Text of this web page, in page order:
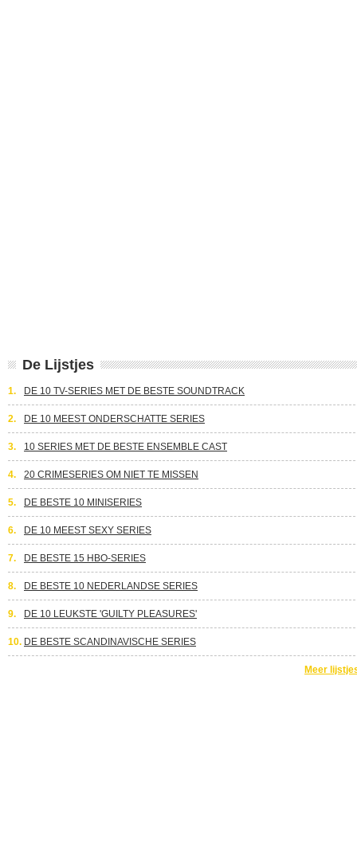
De Lijstjes
1. DE 10 TV-SERIES MET DE BESTE SOUNDTRACK
2. DE 10 MEEST ONDERSCHATTE SERIES
3. 10 SERIES MET DE BESTE ENSEMBLE CAST
4. 20 CRIMESERIES OM NIET TE MISSEN
5. DE BESTE 10 MINISERIES
6. DE 10 MEEST SEXY SERIES
7. DE BESTE 15 HBO-SERIES
8. DE BESTE 10 NEDERLANDSE SERIES
9. DE 10 LEUKSTE 'GUILTY PLEASURES'
10. DE BESTE SCANDINAVISCHE SERIES
Meer